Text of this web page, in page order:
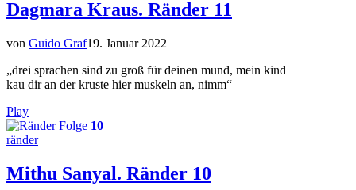
Dagmara Kraus. Ränder 11
von Guido Graf19. Januar 2022
„drei sprachen sind zu groß für deinen mund, mein kind
kau dir an der kruste hier muskeln an, nimm“
Play
Folge 10
ränder
Mithu Sanyal. Ränder 10